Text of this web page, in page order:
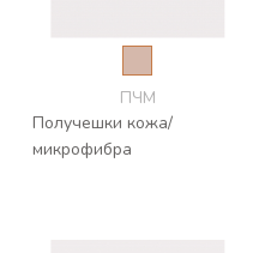
ПЧМ
Получешки кожа/
микрофибра